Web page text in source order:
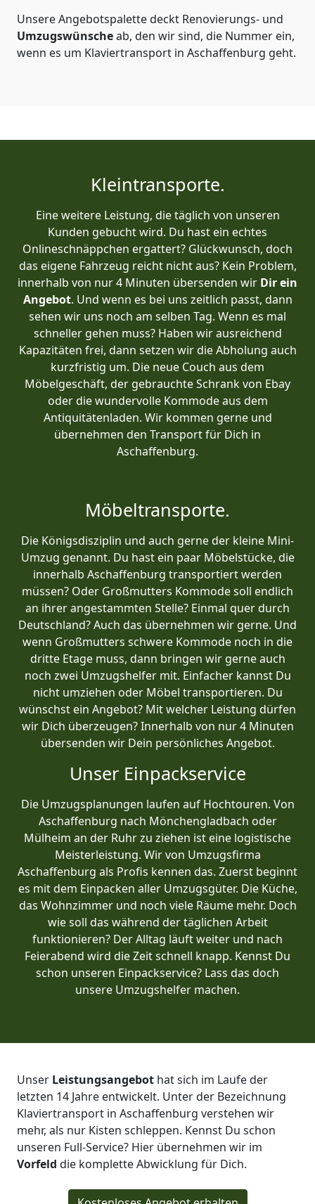
Unsere Angebotspalette deckt Renovierungs- und
Umzugswünscheab, den wir sind, die Nummer ein,
wenn es um Klaviertransport in Aschaffenburg geht.
Kleintransporte.
Eine weitere Leistung, die täglich von unseren
Kunden gebucht wird. Du hast ein echtes
Onlineschnäppchen ergattert? Glückwunsch, doch
das eigene Fahrzeug reicht nicht aus? Kein Problem,
innerhalb von nur 4 Minuten übersenden wir Dir ein
Angebot. Und wenn es bei uns zeitlich passt, dann
sehen wir uns noch am selben Tag. Wenn es mal
schneller gehen muss? Haben wir ausreichend
Kapazitäten frei, dann setzen wir die Abholung auch
kurzfristig um. Die neue Couch aus dem
Möbelgeschäft, der gebrauchte Schrank von Ebay
oder die wundervolle Kommode aus dem
Antiquitätenladen. Wir kommen gerne und
übernehmen den Transport für Dich in
Aschaffenburg.
Möbeltransporte.
Die Königsdisziplin und auch gerne der kleine Mini-
Umzug genannt. Du hast ein paar Möbelstücke, die
innerhalb Aschaffenburg transportiert werden
müssen? Oder Großmutters Kommode soll endlich
an ihrer angestammten Stelle? Einmal quer durch
Deutschland? Auch das übernehmen wir gerne. Und
wenn Großmutters schwere Kommode noch in die
dritte Etage muss, dann bringen wir gerne auch
noch zwei Umzugshelfer mit. Einfacher kannst Du
nicht umziehen oder Möbel transportieren. Du
wünschst ein Angebot? Mit welcher Leistung dürfen
wir Dich überzeugen? Innerhalb von nur 4 Minuten
übersenden wir Dein persönliches Angebot.
Unser Einpackservice
Die Umzugsplanungen laufen auf Hochtouren. Von
Aschaffenburg nach Mönchen­gladbach oder
Mülheim an der Ruhr zu ziehen ist eine logistische
Meisterleistung. Wir von Umzugsfirma
Aschaffenburg als Profis kennen das. Zuerst beginnt
es mit dem Einpacken aller Umzugsgüter. Die Küche,
das Wohnzimmer und noch viele Räume mehr. Doch
wie soll das während der täglichen Arbeit
funktionieren? Der Alltag läuft weiter und nach
Feierabend wird die Zeit schnell knapp. Kennst Du
schon unseren Einpackservice? Lass das doch
unsere Umzugshelfer machen.
Unser Leistungsangebot hat sich im Laufe der
letzten 14 Jahre entwickelt. Unter der Bezeichnung
Klaviertransport in Aschaffenburg verstehen wir
mehr, als nur Kisten schleppen. Kennst Du schon
unseren Full-Service? Hier übernehmen wir im
Vorfeld die komplette Abwicklung für Dich.